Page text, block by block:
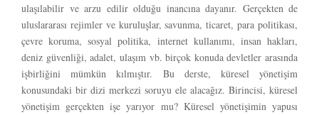
ulaşılabilir ve arzu edilir olduğu inancına dayanır. Gerçekten de
uluslararası rejimler ve kuruluşlar, savunma, ticaret, para politikası,
çevre koruma, sosyal politika, internet kullanımı, insan hakları,
deniz güvenliği, adalet, ulaşım vb. birçok konuda devletler arasında
işbirliğini mümkün kılmıştır. Bu derste, küresel yönetişim
konusundaki bir dizi merkezi soruyu ele alacağız. Birincisi, küresel
yönetişim gerçekten işe yarıyor mu? Küresel yönetişimin yapusı